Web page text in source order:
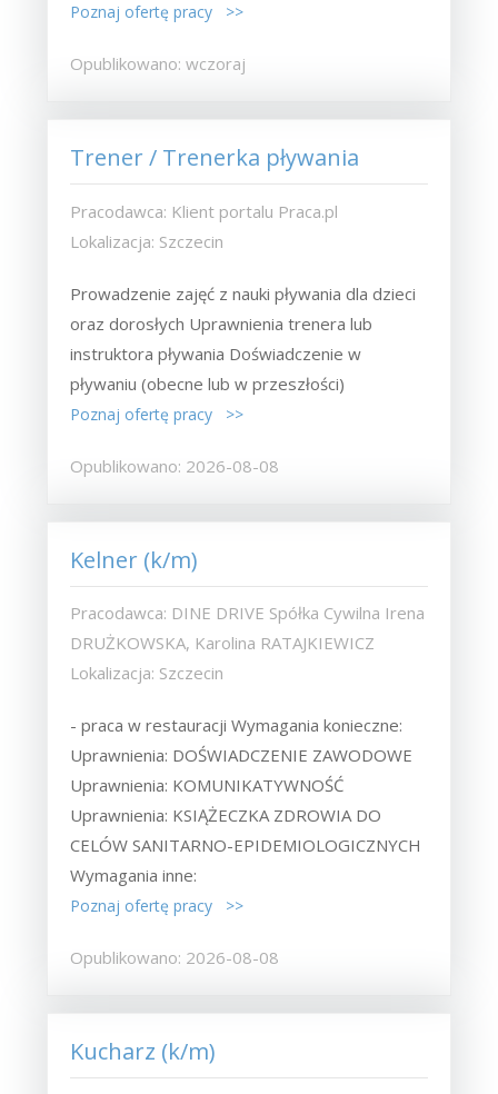
Poznaj ofertę pracy >>
Opublikowano: wczoraj
Trener / Trenerka pływania
Pracodawca: Klient portalu Praca.pl
Lokalizacja: Szczecin
Prowadzenie zajęć z nauki pływania dla dzieci
oraz dorosłych Uprawnienia trenera lub
instruktora pływania Doświadczenie w
pływaniu (obecne lub w przeszłości)
Poznaj ofertę pracy >>
Opublikowano: 2026-08-08
Kelner (k/m)
Pracodawca: DINE DRIVE Spółka Cywilna Irena
DRUŻKOWSKA, Karolina RATAJKIEWICZ
Lokalizacja: Szczecin
- praca w restauracji Wymagania konieczne:
Uprawnienia: DOŚWIADCZENIE ZAWODOWE
Uprawnienia: KOMUNIKATYWNOŚĆ
Uprawnienia: KSIĄŻECZKA ZDROWIA DO
CELÓW SANITARNO-EPIDEMIOLOGICZNYCH
Wymagania inne:
Poznaj ofertę pracy >>
Opublikowano: 2026-08-08
Kucharz (k/m)